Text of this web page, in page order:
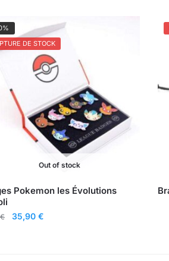
DE STOCK
Out of stock
Pokemon les Évolutions
€
Le
35,90 €